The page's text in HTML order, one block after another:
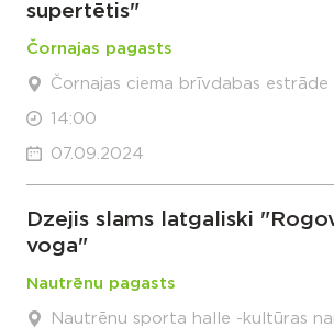
supertētis"
Čornajas pagasts
Čornajas ciema brīvdabas estrāde
14:00
07.09.2024
Dzejis slams latgaliski
voga"
Nautrēnu pagasts
Nautrēnu sporta halle -kultūras